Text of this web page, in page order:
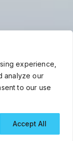
experience,
analyze our
to our use
Accept All